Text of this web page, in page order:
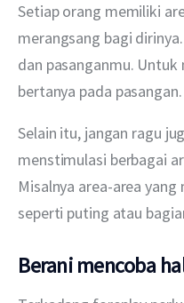
Setiap orang memiliki
merangsang bagi
dan pasanganmu.
bertanya pada pasangan.
Selain itu, jangan ragu
menstimulasi berbagai
Misalnya area-area
seperti puting atau
Berani mencoba